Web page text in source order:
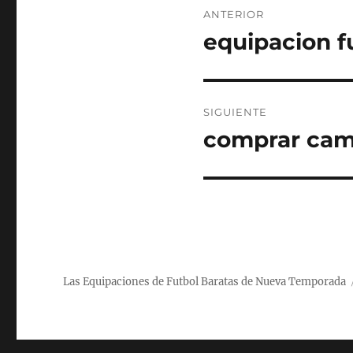
de
ANTERIOR
Entrada
equipacion
SIGUIENTE
Entrada
comprar
Las Equipaciones de Futbol Baratas de Nueva Temporada